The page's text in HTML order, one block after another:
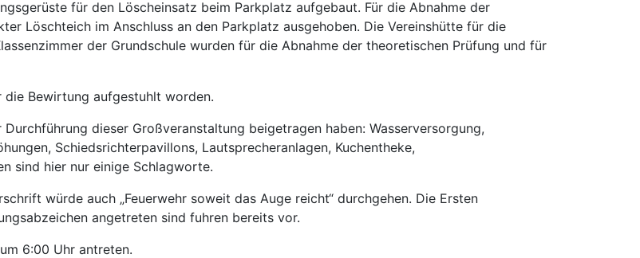
für den Löscheinsatz beim Parkplatz aufgebaut. Für die Abnahme der
Löschteich im Anschluss an den Parkplatz ausgehoben. Die Vereinshütte für die
der Grundschule wurden für die Abnahme der theoretischen Prüfung und für
die Bewirtung aufgestuhlt worden.
dieser Großveranstaltung beigetragen haben: Wasserversorgung,
Schiedsrichterpavillons, Lautsprecheranlagen, Kuchentheke,
sind hier nur einige Schlagworte.
würde auch „Feuerwehr soweit das Auge reicht“ durchgehen. Die Ersten
angetreten sind fuhren bereits vor.
6:00 Uhr antreten.